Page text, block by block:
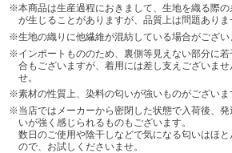
本商品は生産過程におきまして、生地を織る際
が生じることがありますが、品質上は問題ありま
生地の織りに他繊維が混紡している場合がござい
インポートもののため、裏側等見えない部分に
合もございますが、着用には差し支えございま
せ。
素材の性質上、染料の匂いが強いものがございま
当店ではメーカーから密閉した状態で入荷後、
いが強く感じられるものもございます。
数日のご使用や陰干しなどで気になる匂いはほ
ので、お試しくださいませ。